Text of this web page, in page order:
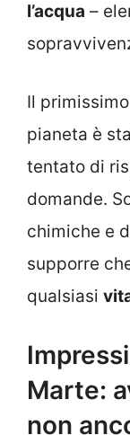
l’acqua –
Il
pianeta è
tentato di
domande.
chimiche e
supporre
qualsiasi
Marte:
non